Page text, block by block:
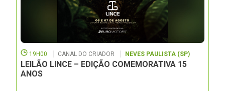
19H00 CANAL DO CRIADOR NEVES PAULISTA (SP)
LEILÃO LINCE – EDIÇÃO COMEMORATIVA 15
ANOS